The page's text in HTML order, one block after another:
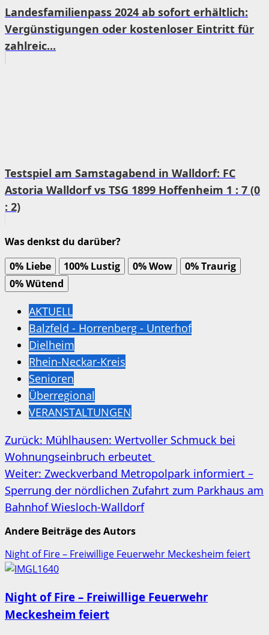
Landesfamilienpass 2024 ab sofort erhältlich:
Vergünstigungen oder kostenloser Eintritt für
zahlreic...
Testspiel am Samstagabend in Walldorf: FC
Astoria Walldorf vs TSG 1899 Hoffenheim 1 : 7 (0
: 2)
Was denkst du darüber?
0% Liebe 100% Lustig 0%Wow 0%Traurig
0%Wütend
AKTUELL
Balzfeld - Horrenberg - Unterhof
Dielheim
Rhein-Neckar-Kreis
Senioren
Überregional
VERANSTALTUNGEN
Beitragsnavigation
Zurück: Mühlhausen: Wertvoller Schmuck bei
Wohnungseinbruch erbeutet
Weiter: Zweckverband Metropolpark informiert –
Sperrung der nördlichen Zufahrt zum Parkhaus am
Bahnhof Wiesloch-Walldorf
Andere Beiträge des Autors
Night of Fire – Freiwillige Feuerwehr Meckesheim feiert
Night of Fire – Freiwillige Feuerwehr
Meckesheim feiert